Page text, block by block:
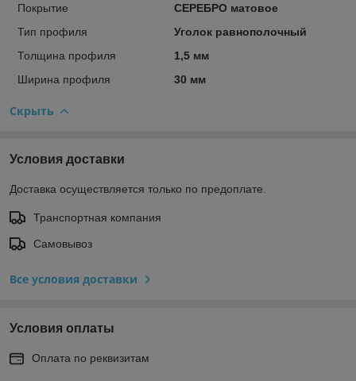
Покрытие
СЕРЕБРО матовое
Тип профиля
Уголок равнополочный
Толщина профиля
1,5 мм
Ширина профиля
30 мм
Скрыть
Условия доставки
Доставка осуществляется только по предоплате.
Транспортная компания
Самовывоз
Все условия доставки
Условия оплаты
Оплата по реквизитам